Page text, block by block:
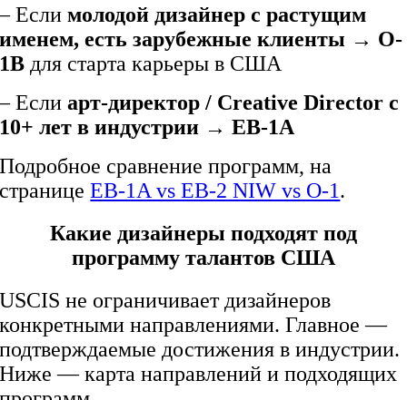
– Еслимолодой дизайнер с растущим
именем, есть зарубежные клиенты → O-
1B для старта карьеры в США
– Еслиарт-директор / Creative Director с
10+ лет в индустрии →EB-1A
Подробное сравнение программ, на
страницеEB-1A vs EB-2 NIW vs O-1.
Какие дизайнеры подходят под
программу талантов США
USCIS не ограничивает дизайнеров
конкретными направлениями. Главное —
подтверждаемые достижения в индустрии.
Ниже — карта направлений и подходящих